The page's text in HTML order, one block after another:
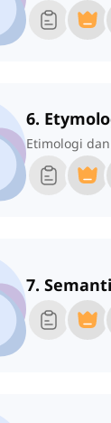
6.
Etimologi
7.